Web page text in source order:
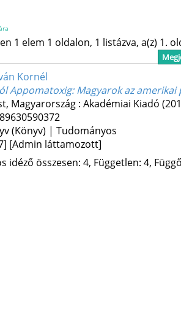
1 elem 1 oldalon, 1 listázva, a(z) 1.
Kornél
Appomatoxig: Magyarok az
Magyarország : Akadémiai Kiadó
(Könyv) | Tudományos
[Admin láttamozott]
idéző összesen: 4, Független: 4,